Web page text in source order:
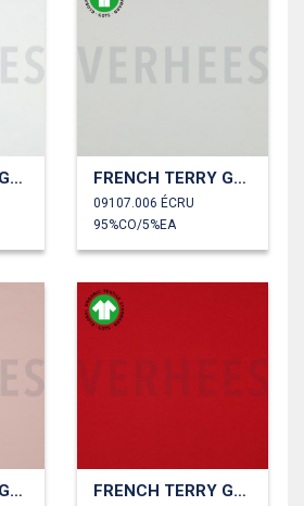
FRENCH TERRY GOTS FRENCH TERRY GOTS
09107.006 ÉCRU
95%CO/5%EA
FRENCH TERRY GOTS FRENCH TERRY GOTS